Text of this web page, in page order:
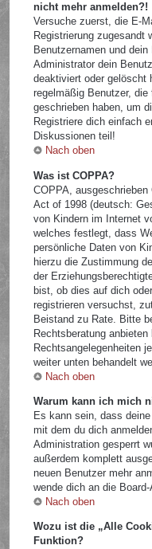
nicht mehr anmelden?!
Versuche zuerst, die E-
Registrierung zugesandt
Benutzernamen und
Administrator dein
deaktiviert oder gelöscht
regelmäßig Benutzer,
geschrieben haben, um
Registriere dich einfach
Diskussionen teil!
Nach oben
Was ist COPPA?
COPPA,
Act of 1998 (deutsch:
von Kindern im Internet
welches festlegt, dass
persönliche Daten von
hierzu die Zustimmung
der
bist, ob dies auf dich
registrieren versuchst,
Beistand zu Rate. Bitte
Rechtsberatung
Rechtsangelegenheiten
weiter unten behandelt
Nach oben
Warum kann ich mich
Es kann sein, dass
mit dem du dich
Administration gesperrt
außerdem komplett
neuen Benutzer mehr
wende dich an die Board-
Nach oben
Wozu ist die „Alle
Funktion?